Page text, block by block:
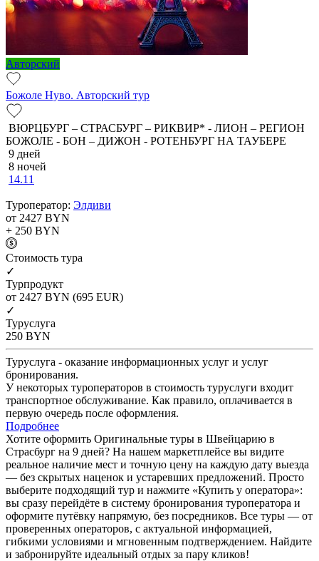
Авторский
Божоле Нуво. Авторский тур
ВЮРЦБУРГ – СТРАСБУРГ – РИКВИР* - ЛИОН – РЕГИОН
БОЖОЛЕ - БОН – ДИЖОН - РОТЕНБУРГ НА ТАУБЕРЕ
9 дней
8 ночей
14.11
Туроператор: Элдиви
от 2427 BYN
+ 250 BYN
Cтоимость тура
✓
Турпродукт
от 2427 BYN (695 EUR)
✓
Туруслуга
250 BYN
Туруслуга - оказание информационных услуг и услуг
бронирования.
У некоторых туроператоров в стоимость туруслуги входит
транспортное обслуживание. Как правило, оплачивается в
первую очередь после оформления.
Подробнее
Хотите оформить Оригинальные туры в Швейцарию в
Страсбург на 9 дней? На нашем маркетплейсе вы видите
реальное наличие мест и точную цену на каждую дату выезда
— без скрытых наценок и устаревших предложений. Просто
выберите подходящий тур и нажмите «Купить у оператора»:
вы сразу перейдёте в систему бронирования туроператора и
оформите путёвку напрямую, без посредников. Все туры — от
проверенных операторов, с актуальной информацией,
гибкими условиями и мгновенным подтверждением. Найдите
и забронируйте идеальный отдых за пару кликов!